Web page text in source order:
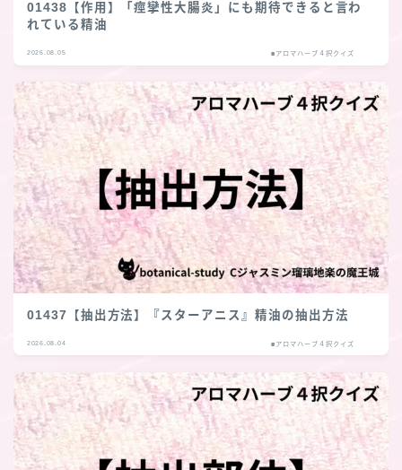
01438【作用】「痙攣性大腸炎」にも期待できると言わ
れている精油
2026.08.05 ■アロマハーブ４択クイズ
01437【抽出方法】『スターアニス』精油の抽出方法
2026.08.04 ■アロマハーブ４択クイズ